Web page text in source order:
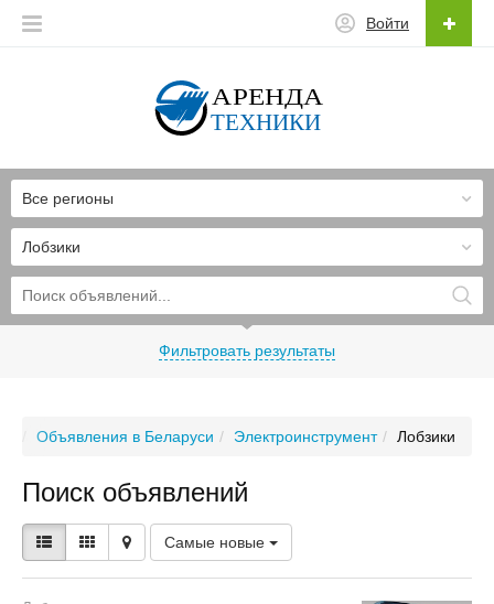
Войти
Лобзики
Все регионы
Фильтровать результаты
Объявления в Беларуси Электроинструмент Лобзики
Поиск объявлений
Самые новые